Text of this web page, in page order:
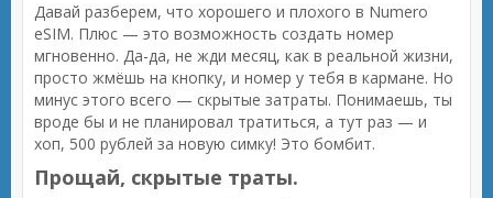
Давай разберем, что хорошего и плохого в Numero
eSIM. Плюс — это возможность создать номер
мгновенно. Да-да, не жди месяц, как в реальной жизни,
просто жмёшь на кнопку, и номер у тебя в кармане. Но
минус этого всего — скрытые затраты. Понимаешь, ты
вроде бы и не планировал тратиться, а тут раз — и
хоп, 500 рублей за новую симку! Это бомбит.
Прощай, скрытые траты.